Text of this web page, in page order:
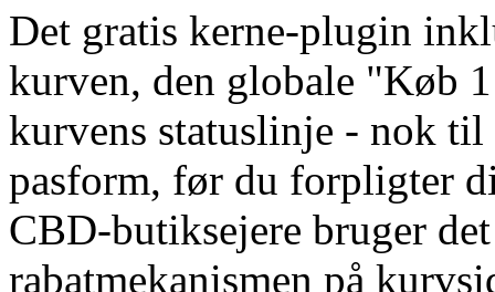
Det gratis kerne-plugin
kurven, den globale "Køb
kurvens statuslinje - nok
pasform, før du forpligter
CBD-butiksejere bruger
rabatmekanismen på